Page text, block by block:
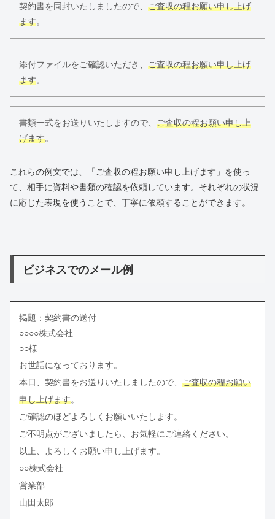
契約書を同封いたしましたので、 ご査収の程お願い申し上げ
ます。
添付ファイルをご確認いただき、 ご査収の程お願い申し上げ
ます。
書類一式をお送りいたしますので、 ご査収の程お願い申し上
げます。
これらの例文では、「ご査収の程お願い申し上げます」を使っ
て、相手に資料や書類の確認を依頼しています。それぞれの状況
に応じた表現を使うことで、丁寧に依頼することができます。
ビジネスでのメール例
掲題：契約書の送付
○○○○株式会社
○○様
お世話になっております。
本日、契約書をお送りいたしましたので、 ご査収の程お願い
申し上げます。
ご確認のほどよろしくお願いいたします。
ご不明点がございましたら、お気軽にご連絡ください。
以上、よろしくお願い申し上げます。
○○株式会社
営業部
山田太郎